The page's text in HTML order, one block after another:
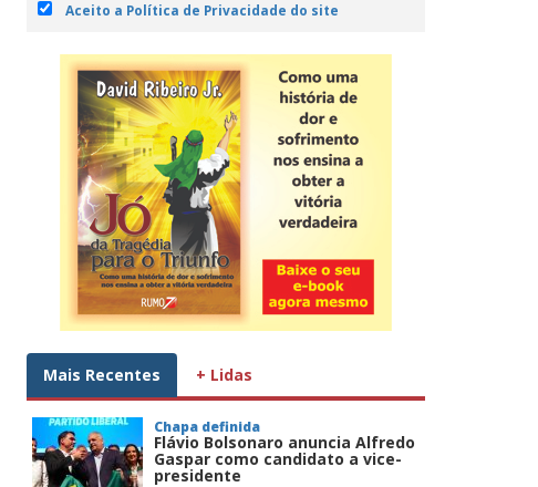
Aceito a Política de Privacidade do site
Mais Recentes + Lidas
Chapa definida
Flávio Bolsonaro anuncia Alfredo
Gaspar como candidato a vice-
presidente